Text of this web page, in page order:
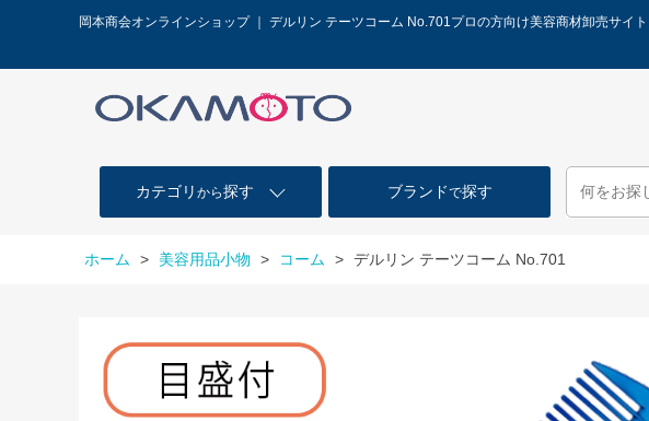
岡本商会オンラインショップ ｜ デルリン テーツコーム No.701プロの方向け美容商材卸売サイト
カテゴリ から探す ブランドで探す
ホーム > 美容用品小物 > コーム > デルリン テーツコーム No.701